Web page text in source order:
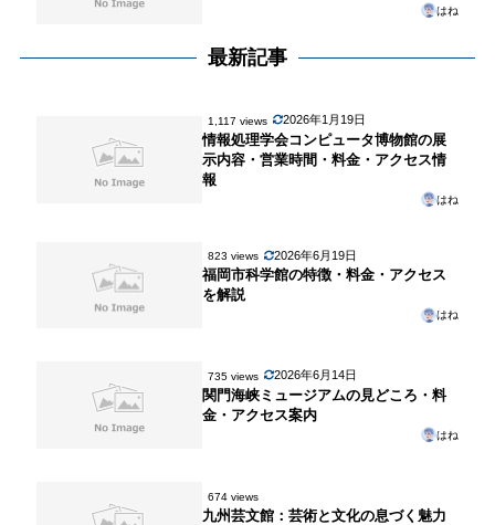
はね
最新記事
1,117 views 2026年1月19日
情報処理学会コンピュータ博物館の展
示内容・営業時間・料金・アクセス情
報
はね
823 views 2026年6月19日
福岡市科学館の特徴・料金・アクセス
を解説
はね
735 views 2026年6月14日
関門海峡ミュージアムの見どころ・料
金・アクセス案内
はね
674 views
九州芸文館：芸術と文化の息づく魅力